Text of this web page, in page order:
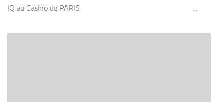
IQ au Casino de PARIS ...